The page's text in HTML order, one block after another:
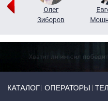
Олег
Зиборов
КАТАЛОГ ОПЕРАТОРЫ